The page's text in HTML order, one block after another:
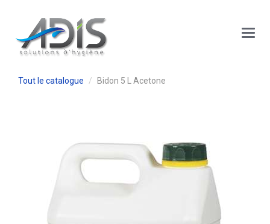
Main
Menu
Tout le catalogue Bidon 5 L Acetone